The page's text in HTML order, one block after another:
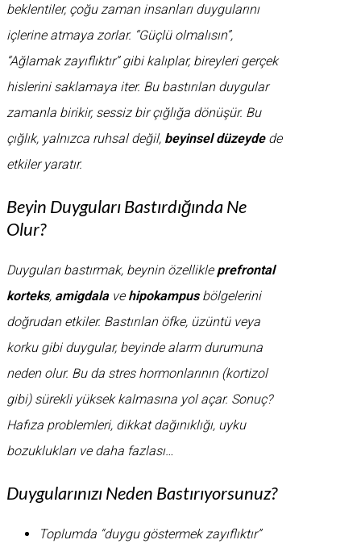
beklentiler, çoğu zaman insanları duygularını
içlerine atmaya zorlar. “Güçlü olmalısın”,
“Ağlamak zayıflıktır” gibi kalıplar, bireyleri gerçek
hislerini saklamaya iter. Bu bastırılan duygular
zamanla birikir, sessiz bir çığlığa dönüşür. Bu
çığlık, yalnızca ruhsal değil, beyinsel düzeydede
etkiler yaratır.
Beyin Duyguları Bastırdığında Ne
Olur?
Duyguları bastırmak, beynin özellikle prefrontal
korteks, amigdalave hipokampusbölgelerini
doğrudan etkiler. Bastırılan öfke, üzüntü veya
korku gibi duygular, beyinde alarm durumuna
neden olur. Bu da stres hormonlarının (kortizol
gibi) sürekli yüksek kalmasına yol açar. Sonuç?
Hafıza problemleri, dikkat dağınıklığı, uyku
bozuklukları ve daha fazlası…
Duygularınızı Neden Bastırıyorsunuz?
Toplumda “duygu göstermek zayıflıktır”